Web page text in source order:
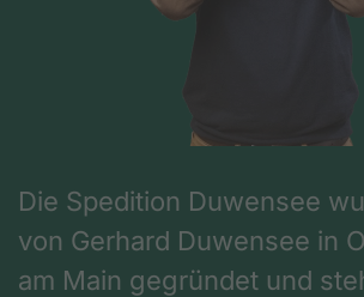
Die Spedition Duwensee
von Gerhard Duwensee in
am Main gegründet und